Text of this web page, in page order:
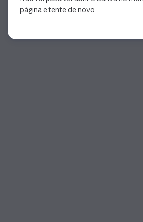
página e tente de novo.